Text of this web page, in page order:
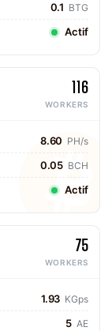
0.1 BTG
Actif
116
WORKERS
8.60 PH/s
0.05 BCH
Actif
75
WORKERS
1.93 KGps
5 AE